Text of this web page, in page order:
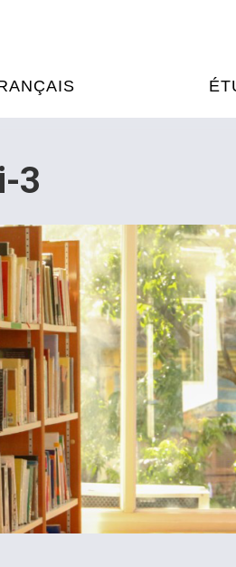
LINGUISTIQUES
LINGUISTIQUE
AU
3